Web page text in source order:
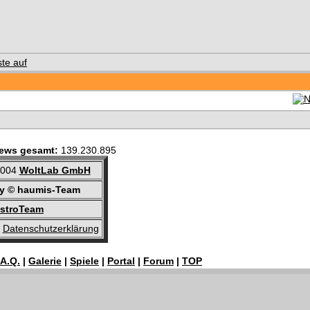
gesamt: 139.230.895
WoltLab GmbH
© haumis-Team
Datenschutzerklärung
| Galerie | Spiele | Portal | Forum | TOP